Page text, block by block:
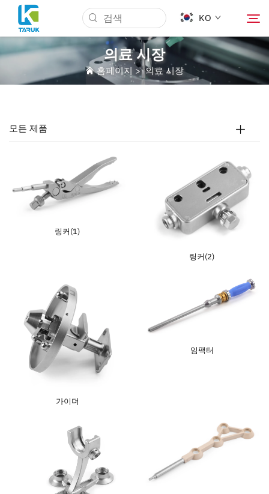
KO
왜 TARUK인가
뉴스 & 이벤트
의료 시장
홈페이지 >의료 시장
모든 제품
링커(1)
링커(2)
가이더
임팩터